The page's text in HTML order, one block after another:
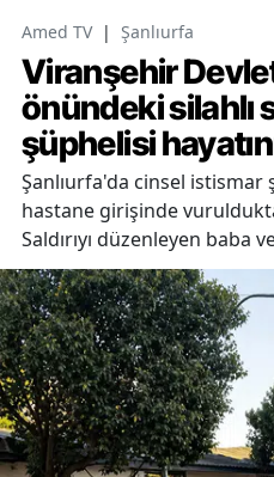
Amed TV | Şanlıurfa
Viranşehir
önündeki silahlı
şüphelisi
Şanlıurfa'da cinsel
hastane girişinde
Saldırıyı düzenleyen baba